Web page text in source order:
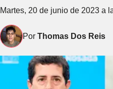
Martes, 20 de junio de 2023 a
Por Thomas Dos Reis